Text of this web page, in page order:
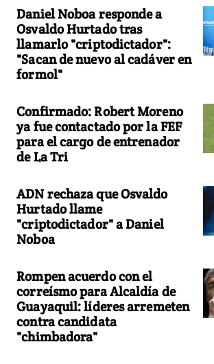
Daniel Noboa responde a
Osvaldo Hurtado tras
llamarlo "criptodictador":
"Sacan de nuevo al cadáver en
formol"
Confirmado: Robert Moreno
ya fue contactado por la FEF
para el cargo de entrenador
de La Tri
ADN rechaza que Osvaldo
Hurtado llame
"criptodictador" a Daniel
Noboa
Rompen acuerdo con el
correísmo para Alcaldía de
Guayaquil: líderes arremeten
contra candidata
"chimbadora"